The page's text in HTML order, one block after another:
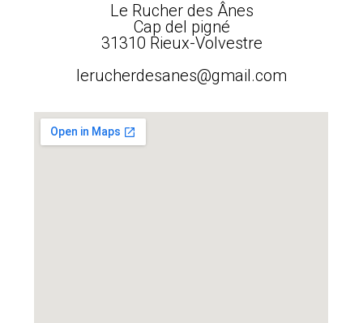
Le Rucher des Ânes
Cap del pigné
31310 Rieux-Volvestre
lerucherdesanes@gmail.com